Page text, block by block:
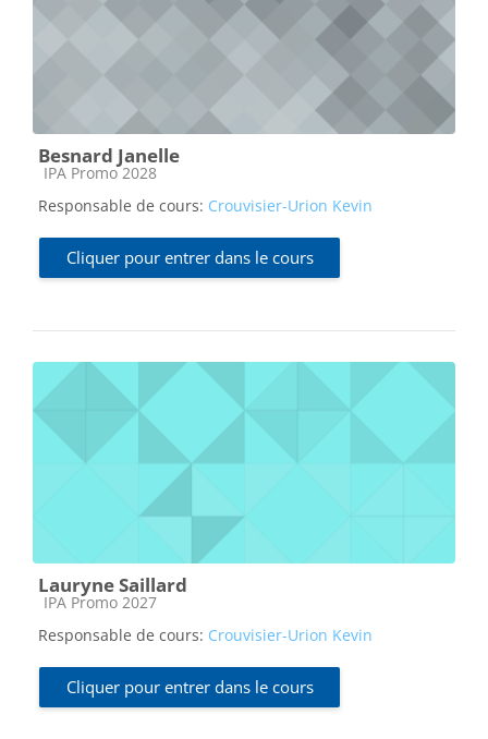
Besnard Janelle
Catégorie de cours
IPA Promo 2028
Responsable de cours: Crouvisier-Urion Kevin
Cliquer pour entrer dans le cours
Lauryne Saillard
Catégorie de cours
IPA Promo 2027
Responsable de cours: Crouvisier-Urion Kevin
Cliquer pour entrer dans le cours